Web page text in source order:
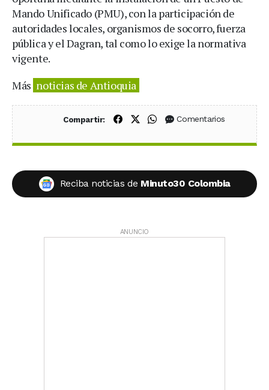
Mando Unificado (PMU), con la participación de
autoridades locales, organismos de socorro, fuerza
pública y el Dagran, tal como lo exige la normativa
vigente.
Más noticias de Antioquia
Compartir: Compartir en Facebook
Compartir en X (Twitter)
Compartir en WhatsApp
Comentarios
Reciba noticias de Minuto30 Colombia
ANUNCIO